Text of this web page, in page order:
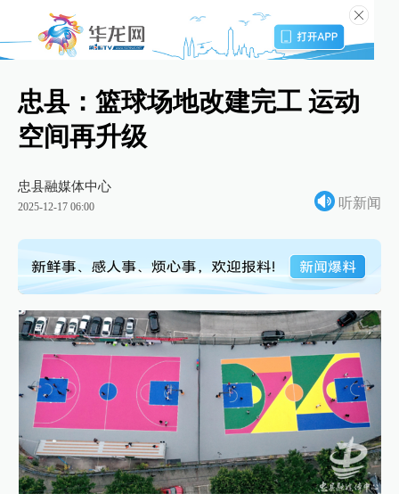
忠县：篮球场地改建完工 运动
空间再升级
忠县融媒体中心
2025-12-17 06:00 听新闻